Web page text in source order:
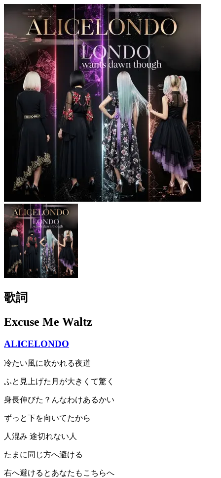
歌詞
Excuse Me Waltz
ALICELONDO
冷たい風に吹かれる夜道
ふと見上げた月が大きくて驚く
身長伸びた？んなわけあるかい
ずっと下を向いてたから
人混み 途切れない人
たまに同じ方へ避ける
右へ避けるとあなたもこちらへ